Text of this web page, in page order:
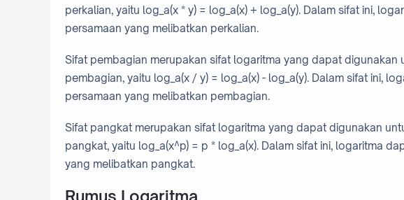
perkalian, yaitu log_a(x * y) = log_a(x) + log_a(y). Dalam sifat ini,
persamaan yang melibatkan perkalian.
Sifat pembagian merupakan sifat logaritma yang dapat digunakan
pembagian, yaitu log_a(x / y) = log_a(x) - log_a(y). Dalam sifat ini,
persamaan yang melibatkan pembagian.
Sifat pangkat merupakan sifat logaritma yang dapat digunakan
pangkat, yaitu log_a(x^p) = p * log_a(x). Dalam sifat ini, logaritma
yang melibatkan pangkat.
Rumus Logaritma